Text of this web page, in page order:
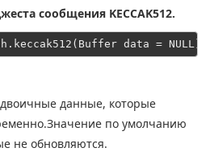
сообщения KECCAK512.
данные, которые
по умолчанию
не обновляются.